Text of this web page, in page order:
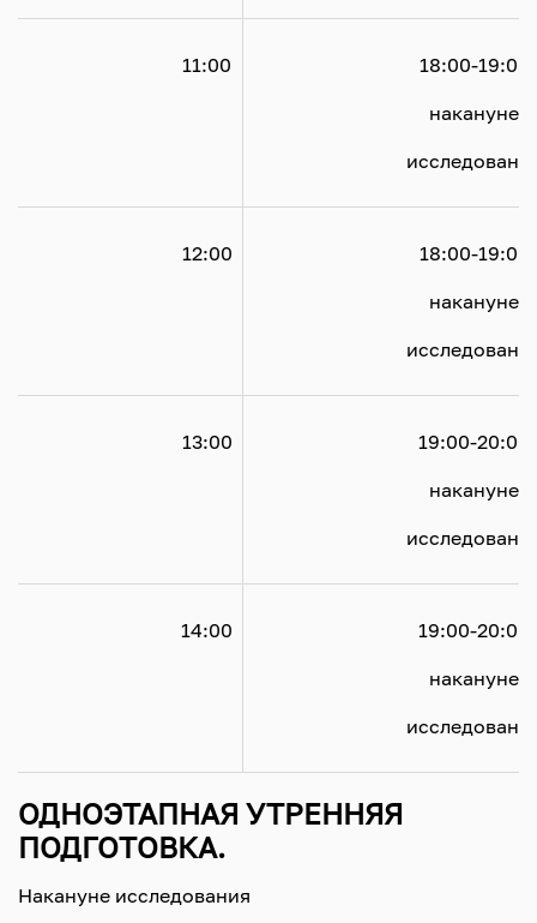
				18:00-19:00
				накануне
				18:00-19:00
				накануне
				19:00-20:00
				накануне
				19:00-20:00
				накануне
ОДНОЭТАПНАЯ УТРЕННЯЯ
ПОДГОТОВКА.
Накануне исследования